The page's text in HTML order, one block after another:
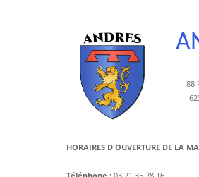
88
HORAIRES D'OUVERTURE DE LA